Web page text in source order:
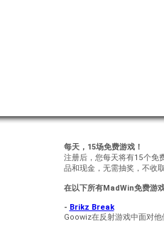
每天，15场免费游戏！
注册后，您每天将有15个免
品和现金，无需抽奖，不收
在以下所有MadWin免费游
- Brikz Break
Goowiz在反射游戏中面对他